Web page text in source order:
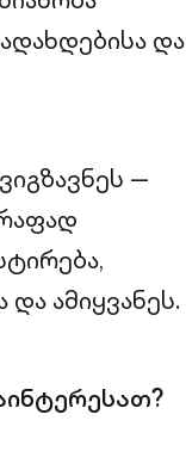
და
—
ამიყვანეს.